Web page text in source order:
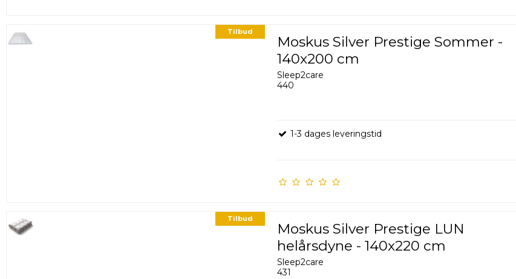
Tilbud
Moskus Silver Prestige Sommer -
140x200 cm
Sleep2care
440
1-3 dages leveringstid
Tilbud
Moskus Silver Prestige LUN
helårsdyne - 140x220 cm
Sleep2care
431